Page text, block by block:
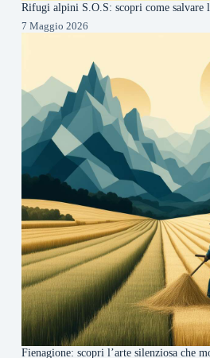
Rifugi alpini S.O.S: scopri come salvare
7 Maggio 2026
Fienagione: scopri l’arte silenziosa che